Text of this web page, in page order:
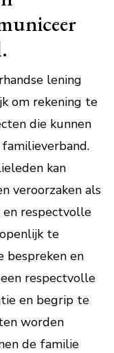
lening
om rekening te
die kunnen
kan
veroorzaken als
respectvolle
te
bespreken en
respectvolle
en begrip te
worden
de familie